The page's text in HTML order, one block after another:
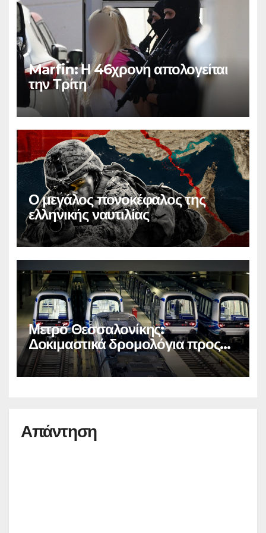
Marfin: Η 46χρονη απολογείται
την Τρίτη
Ο μεγάλος πονοκέφαλος της
ελληνικής ναυτιλίας
Μετρό Θεσσαλονίκης:
Δοκιμαστικά δρομολόγια προς
Καλαμαριά
Απάντηση